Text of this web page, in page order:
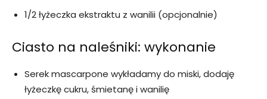
1/2 łyżeczka ekstraktu z wanilii (opcjonalnie)
Ciasto na naleśniki: wykonanie
Serek mascarpone wykładamy do miski, dodaję
łyżeczkę cukru, śmietanę i wanilię